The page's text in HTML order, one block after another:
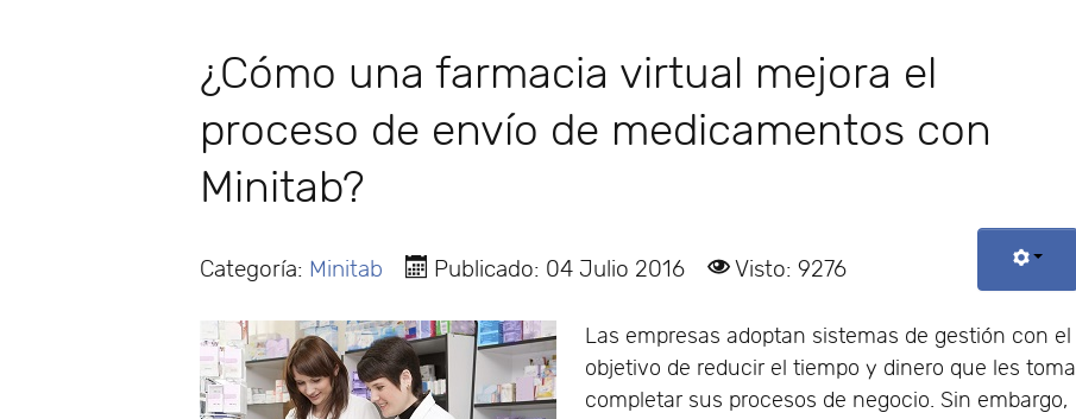
¿Cómo una farmacia virtual mejora el
proceso de envío de medicamentos con
Minitab?
Categoría: Minitab Publicado: 04 Julio 2016 Visto: 9276
Las empresas adoptan sistemas de gestión con el
objetivo de reducir el tiempo y dinero que les toma
completar sus procesos de negocio. Sin embargo,